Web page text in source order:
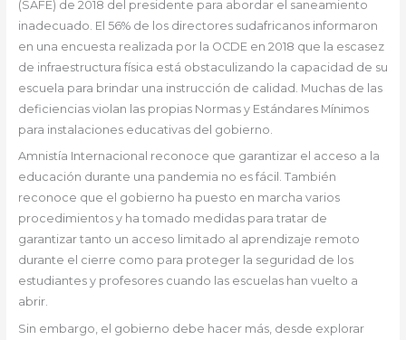
(SAFE) de 2018 del presidente para abordar el saneamiento
inadecuado. El 56% de los directores sudafricanos informaron
en una encuesta realizada por la OCDE en 2018 que la escasez
de infraestructura física está obstaculizando la capacidad de su
escuela para brindar una instrucción de calidad. Muchas de las
deficiencias violan las propias Normas y Estándares Mínimos
para instalaciones educativas del gobierno.
Amnistía Internacional reconoce que garantizar el acceso a la
educación durante una pandemia no es fácil. También
reconoce que el gobierno ha puesto en marcha varios
procedimientos y ha tomado medidas para tratar de
garantizar tanto un acceso limitado al aprendizaje remoto
durante el cierre como para proteger la seguridad de los
estudiantes y profesores cuando las escuelas han vuelto a
abrir.
Sin embargo, el gobierno debe hacer más, desde explorar